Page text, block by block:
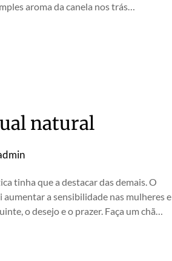
aroma da canela nos trás…
natural
tinha que a destacar das demais. O
a sensibilidade nas mulheres e
o desejo e o prazer. Faça um chã…